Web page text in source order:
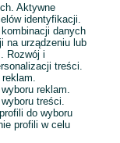
Aktywne
identyfikacji.
danych
na urządzeniu lub
Rozwój i
treści.
reklam.
treści.
do wyboru
profili w celu